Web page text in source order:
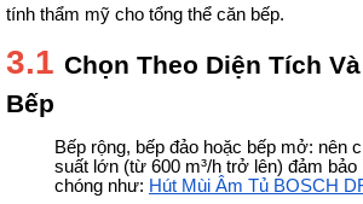
tính thẩm mỹ cho tổng thể căn bếp.
3.1 Chọn Theo Diện Tích
Bếp
Bếp rộng, bếp đảo hoặc bếp mở: nên
suất lớn (từ 600 m³/h trở lên) đảm bảo
chóng như: Hút Mùi Âm Tủ BOSCH